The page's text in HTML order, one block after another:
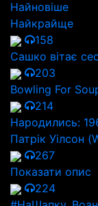
Найновіше
Найкрайще
158
Сашко вітає
203
Bowling For
214
Народились:
Патрік Уілсон
267
Показати опис
224